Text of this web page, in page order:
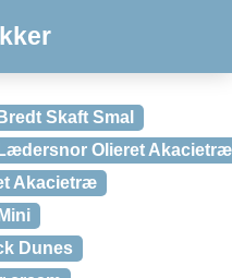
Skaft Smal
Olieret Akacietræ
Akacietræ
Dunes